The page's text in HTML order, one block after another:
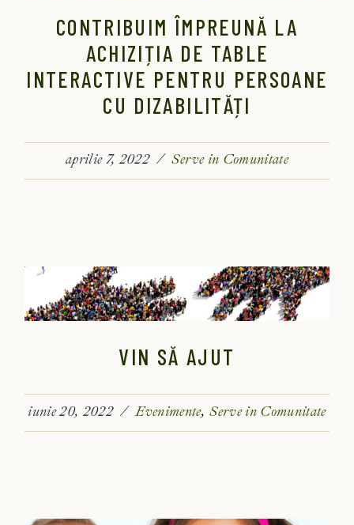
CONTRIBUIM ÎMPREUNĂ LA
ACHIZIȚIA DE TABLE
INTERACTIVE PENTRU PERSOANE
CU DIZABILITĂȚI
aprilie 7, 2022 Serve in Comunitate
VIN SĂ AJUT
iunie 20, 2022 Evenimente Serve in Comunitate